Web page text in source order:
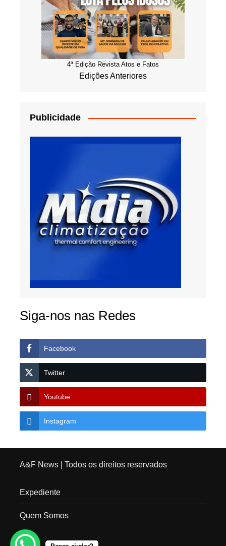
4ª Edição Revista Atos e Fatos
Edições Anteriores
Publicidade
Siga-nos nas Redes
Facebook
Twitter
Youtube
Instagram
A&F News| Todos os direitos reservados
Expediente
Quem Somos